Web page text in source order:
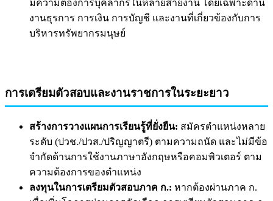
มีความต้องการบุคลากรในหลายสายงาน โดยเฉพาะด้าน
งานธุรการ การเงิน การบัญชี และงานที่เกี่ยวข้องกับการ
บริหารทรัพยากรมนุษย์
การเตรียมตัวสอบและงานราชการในระยะยาว
สร้างการวางแผนการเรียนรู้ที่ยั่งยืน: สมัครตำแหน่งหลาย
ระดับ (ปวช./ปวส./ปริญญาตรี) ตามความถนัด และไม่มีข้อ
จำกัดด้านการใช้งานภาษาอังกฤษหรือคอมพิวเตอร์ ตาม
ความต้องการของตำแหน่ง
ลงทุนในการเตรียมตัวสอบภาค ก.: หากต้องผ่านภาค ก.